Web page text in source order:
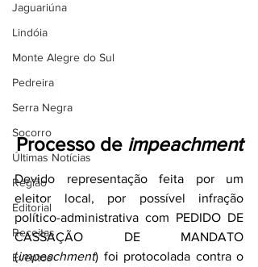
Jaguariúna
Lindóia
Monte Alegre do Sul
Pedreira
Serra Negra
Socorro
Últimas Notícias
Região
Editorial
Receitas
Eventos
Processo de impeachment
Devido representação feita por um
eleitor local, por possível infração
político-administrativa com PEDIDO DE
CASSAÇÃO DE MANDATO
(impeachment) foi protocolada contra o